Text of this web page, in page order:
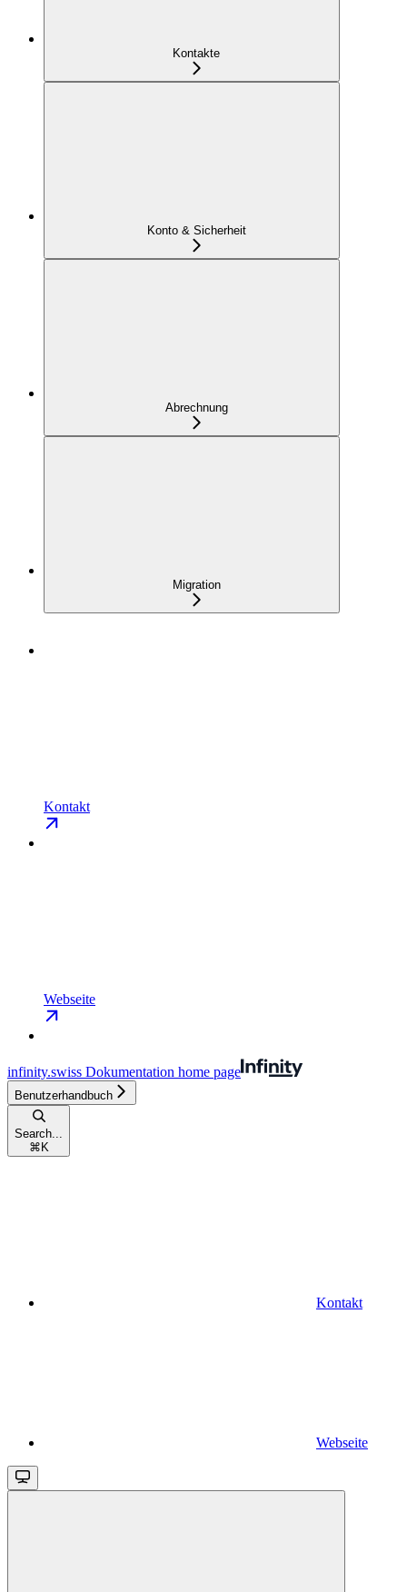
Kontakte
Konto & Sicherheit
Abrechnung
Migration
Kontakt
Webseite
infinity.swiss Dokumentation home page
Benutzerhandbuch
Search...
⌘ K
Kontakt
Webseite